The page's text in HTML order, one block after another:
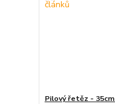
Pilový řetěz -